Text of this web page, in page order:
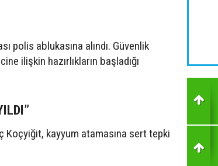
polis ablukasına alındı. Güvenlik
ilişkin hazırlıkların başladığı
Koçyiğit, kayyum atamasına sert tepki